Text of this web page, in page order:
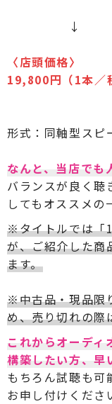
↓
〈店頭価格〉
19,800円（1本／
形式：同軸型スピ
なんと、当店でも
バランスが良く聴
してもオススメの
※タイトルでは「
が、ご紹介した商
ます。
※中古品・現品限
め、売り切れの際
これからオーディ
構築したい方、早
もちろん試聴も可
お申し付けくださ